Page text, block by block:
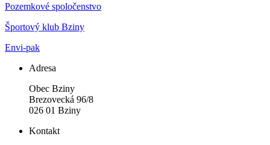
Pozemkové spoločenstvo
Športový klub Bziny
Envi-pak
Adresa
Obec Bziny
Brezovecká 96/8
026 01 Bziny
Kontakt